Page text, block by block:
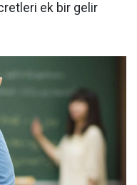
ek bir gelir